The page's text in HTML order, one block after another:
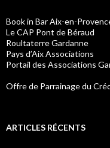
Book in Bar Aix-en-
Le CAP Pont de Béraud
Roultaterre Gardanne
Pays d’Aix Associations
Portail des Associations
Offre de Parrainage du
ARTICLES RÉCENTS